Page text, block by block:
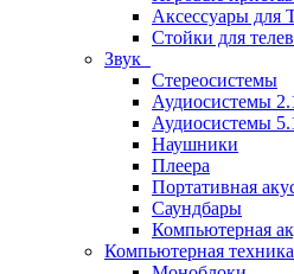
Аксессуары для
Стойки для
Звук
Стереосистемы
Аудиосистемы
Аудиосистемы
Наушники
Плеера
Портативная
Саундбары
Компьютерная
Компьютерная